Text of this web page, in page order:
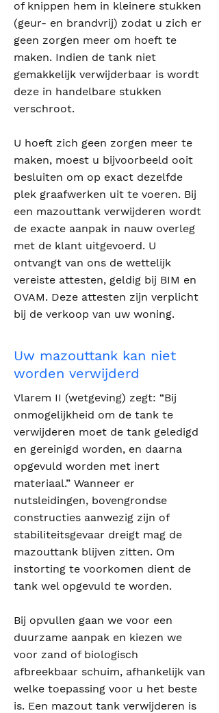
of knippen hem in kleinere stukken
(geur- en brandvrij) zodat u zich er
geen zorgen meer om hoeft te
maken. Indien de tank niet
gemakkelijk verwijderbaar is wordt
deze in handelbare stukken
verschroot.
U hoeft zich geen zorgen meer te
maken, moest u bijvoorbeeld ooit
besluiten om op exact dezelfde
plek graafwerken uit te voeren. Bij
een mazouttank verwijderen wordt
de exacte aanpak in nauw overleg
met de klant uitgevoerd. U
ontvangt van ons de wettelijk
vereiste attesten, geldig bij BIM en
OVAM. Deze attesten zijn verplicht
bij de verkoop van uw woning.
Uw mazouttank kan niet
worden verwijderd
Vlarem II (wetgeving) zegt: “Bij
onmogelijkheid om de tank te
verwijderen moet de tank geledigd
en gereinigd worden, en daarna
opgevuld worden met inert
materiaal.” Wanneer er
nutsleidingen, bovengrondse
constructies aanwezig zijn of
stabiliteitsgevaar dreigt mag de
mazouttank blijven zitten. Om
instorting te voorkomen dient de
tank wel opgevuld te worden.
Bij opvullen gaan we voor een
duurzame aanpak en kiezen we
voor zand of biologisch
afbreekbaar schuim, afhankelijk van
welke toepassing voor u het beste
is. Een mazout tank verwijderen is